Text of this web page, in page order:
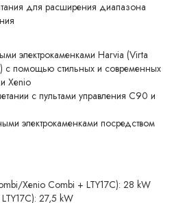
для расширения диапазона
электрокаменками Harvia (Virta
с помощью стильных и современных
Xenio
с пультами управления C90 и
электрокаменками посредством
Xenio Combi + LTY17C): 28 kW
27,5 kW